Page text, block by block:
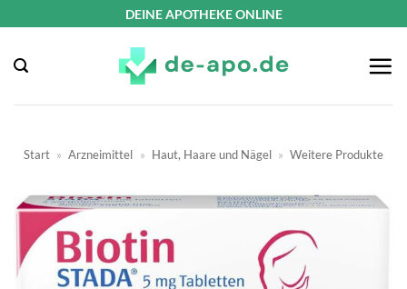
springen
DEINE APOTHEKE ONLINE
Start » Arzneimittel » Haut, Haare und Nägel » Weitere Produkte